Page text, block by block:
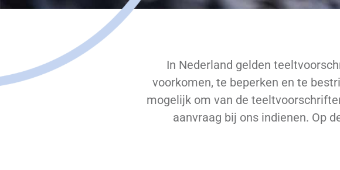
In Nederland gelden
voorkomen, te beperken en te
mogelijk om van de
aanvraag bij ons indienen. Op